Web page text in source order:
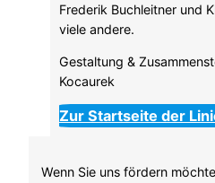
Frederik Buchleitner und
viele andere.
Gestaltung &
Kocaurek
Zur Startseite der
Wenn Sie uns fördern